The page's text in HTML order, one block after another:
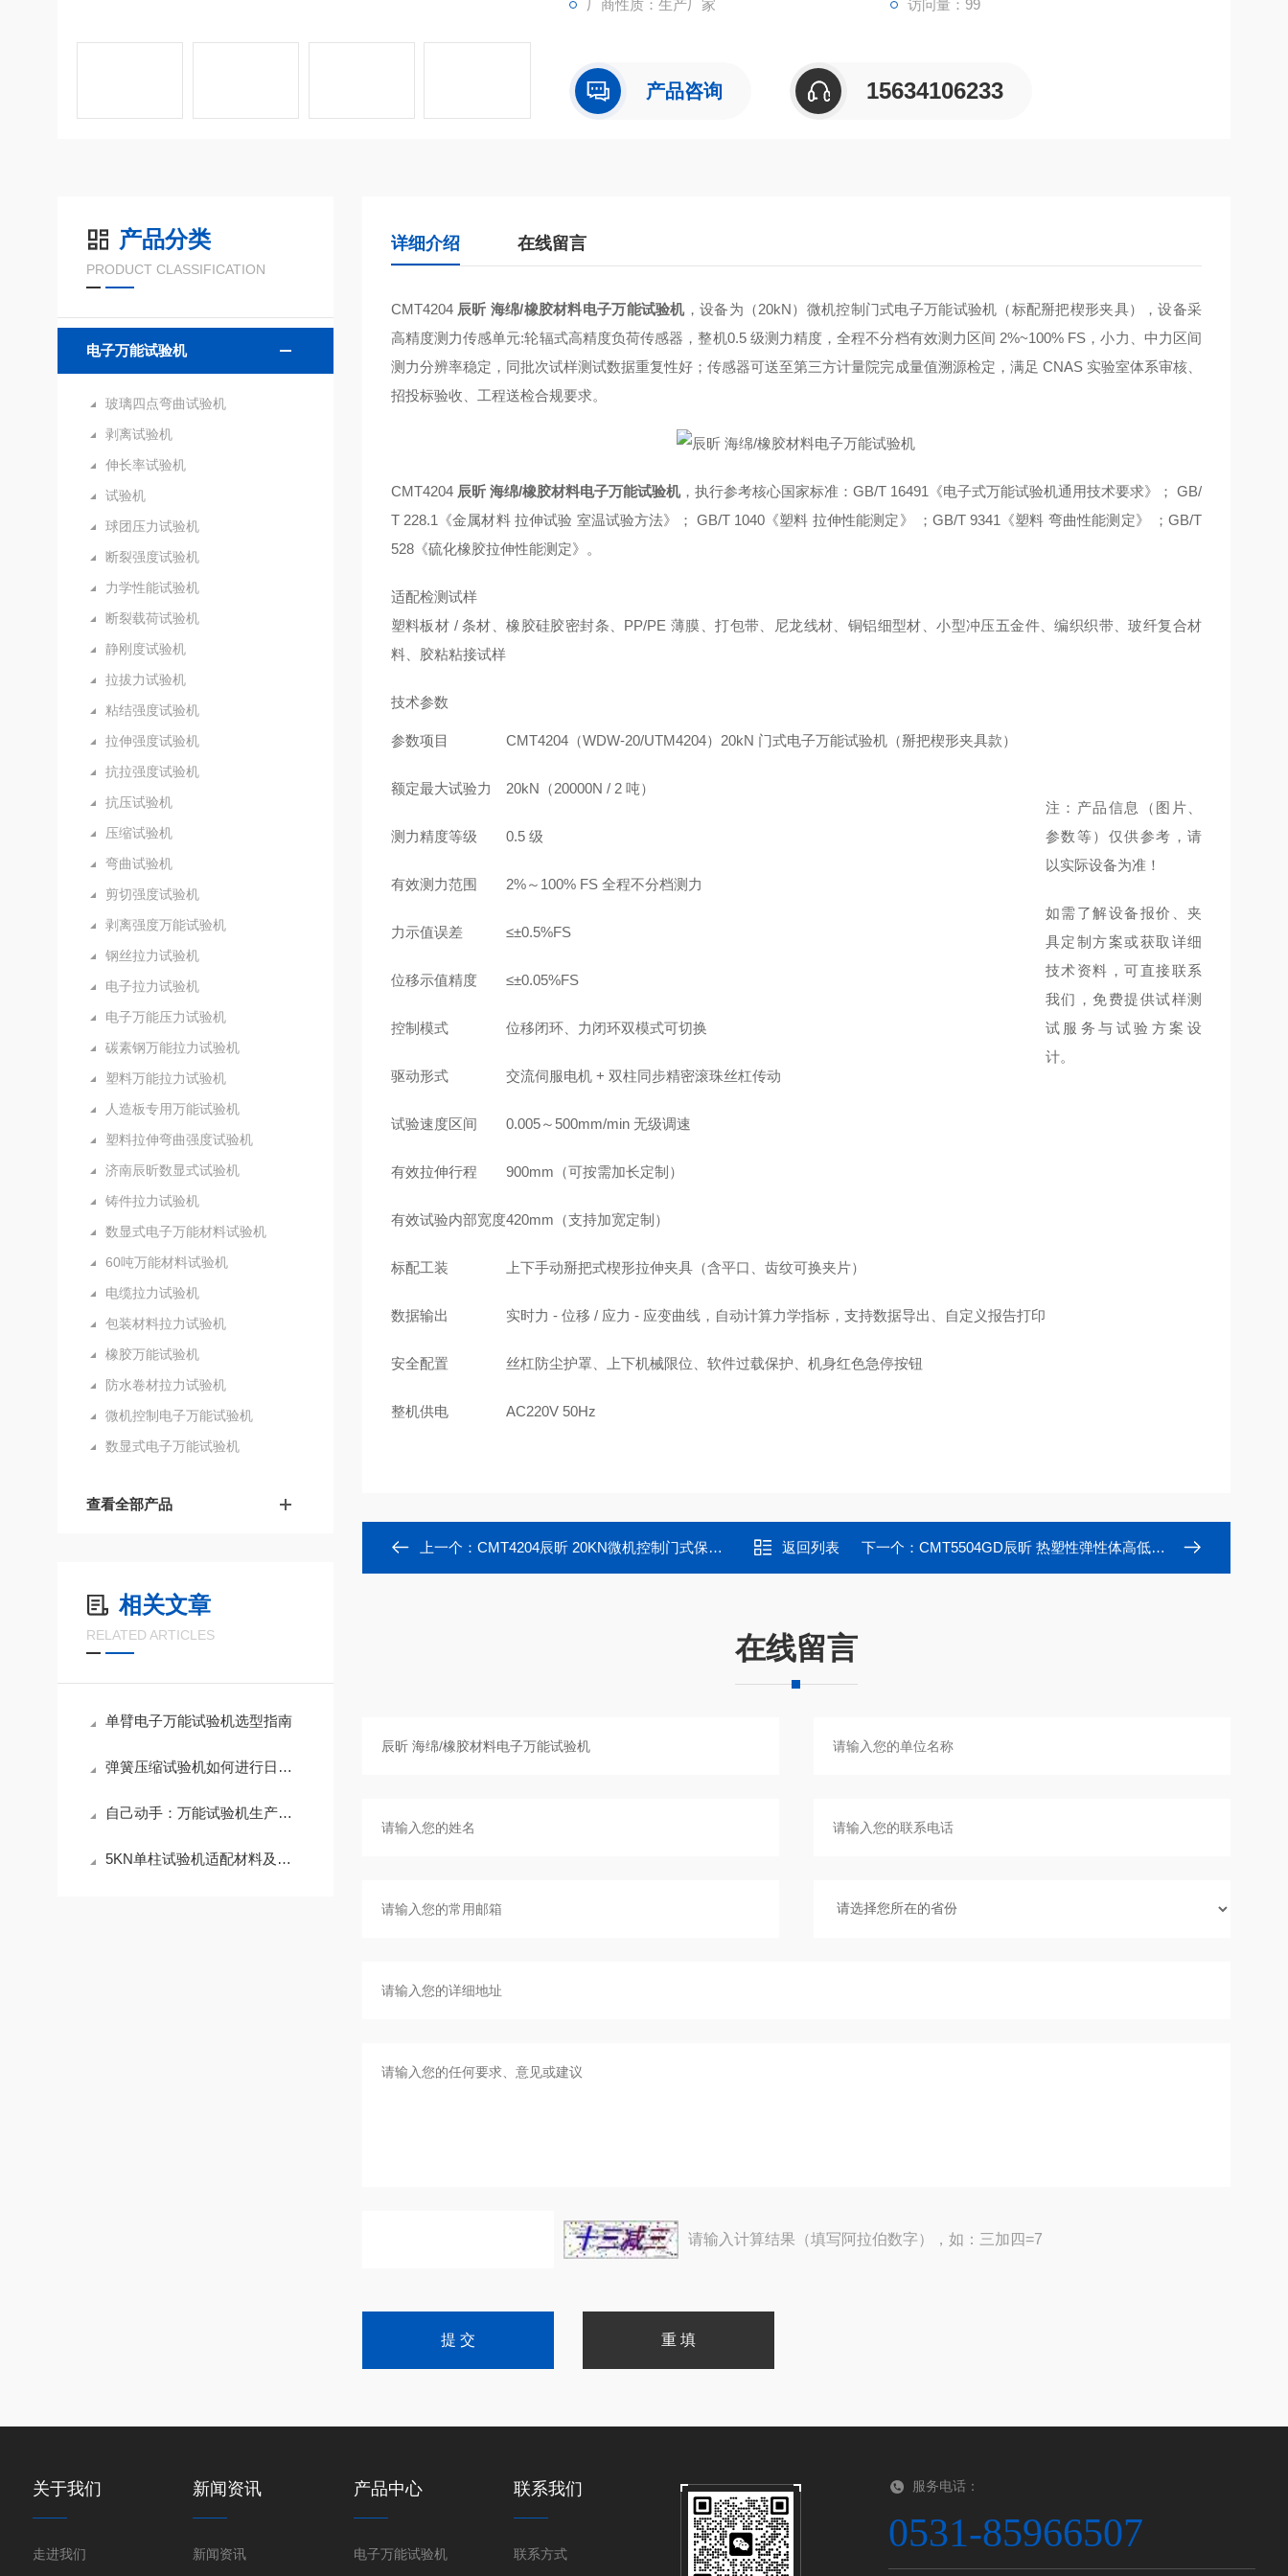
厂商性质：生产厂家 访问量：99
产品咨询 15634106233
产品分类
PRODUCT CLASSIFICATION
电子万能试验机
玻璃四点弯曲试验机
剥离试验机
伸长率试验机
试验机
球团压力试验机
断裂强度试验机
力学性能试验机
断裂载荷试验机
静刚度试验机
拉拔力试验机
粘结强度试验机
拉伸强度试验机
抗拉强度试验机
抗压试验机
压缩试验机
弯曲试验机
剪切强度试验机
剥离强度万能试验机
钢丝拉力试验机
电子拉力试验机
电子万能压力试验机
碳素钢万能拉力试验机
塑料万能拉力试验机
人造板专用万能试验机
塑料拉伸弯曲强度试验机
济南辰昕数显式试验机
铸件拉力试验机
数显式电子万能材料试验机
60吨万能材料试验机
电缆拉力试验机
包装材料拉力试验机
橡胶万能试验机
防水卷材拉力试验机
微机控制电子万能试验机
数显式电子万能试验机
查看全部产品
相关文章
RELATED ARTICLES
单臂电子万能试验机选型指南
弹簧压缩试验机如何进行日常维护
自己动手：万能试验机生产厂家教你完成基础故障诊断
5KN单柱试验机适配材料及测试场景解析
详细介绍 在线留言
CMT4204 辰昕 海绵/橡胶材料电子万能试验机，设备为（20kN）微机控制门式电子万能试验机（标配掰把楔形夹具），设备采
高精度测力传感单元:轮辐式高精度负荷传感器，整机0.5 级测力精度，全程不分档有效测力区间 2%~100% FS，小力、中力区间
测力分辨率稳定，同批次试样测试数据重复性好；传感器可送至第三方计量院完成量值溯源检定，满足 CNAS 实验室体系审核、
招投标验收、工程送检合规要求。
CMT4204 辰昕 海绵/橡胶材料电子万能试验机，执行参考核心国家标准：GB/T 16491《电子式万能试验机通用技术要求》； GB/
T 228.1《金属材料 拉伸试验 室温试验方法》； GB/T 1040《塑料 拉伸性能测定》 ；GB/T 9341《塑料 弯曲性能测定》 ；GB/T
528《硫化橡胶拉伸性能测定》。
适配检测试样
塑料板材 / 条材、橡胶硅胶密封条、PP/PE 薄膜、打包带、尼龙线材、铜铝细型材、小型冲压五金件、编织织带、玻纤复合材
料、胶粘粘接试样
技术参数
参数项目 CMT4204（WDW-20/UTM4204）20kN 门式电子万能试验机（掰把楔形夹具款）
额定最大试验力 20kN（20000N / 2 吨）
测力精度等级 0.5 级
有效测力范围 2%～100% FS 全程不分档测力
力示值误差 ≤±0.5%FS
位移示值精度 ≤±0.05%FS
控制模式 位移闭环、力闭环双模式可切换
驱动形式 交流伺服电机 + 双柱同步精密滚珠丝杠传动
试验速度区间 0.005～500mm/min 无级调速
有效拉伸行程 900mm（可按需加长定制）
有效试验内部宽度420mm（支持加宽定制）
标配工装 上下手动掰把式楔形拉伸夹具（含平口、齿纹可换夹片）
数据输出 实时力 - 位移 / 应力 - 应变曲线，自动计算力学指标，支持数据导出、自定义报告打印
安全配置 丝杠防尘护罩、上下机械限位、软件过载保护、机身红色急停按钮
整机供电 AC220V 50Hz
注：产品信息（图片、
参数等）仅供参考，请
以实际设备为准！
如需了解设备报价、夹
具定制方案或获取详细
技术资料，可直接联系
我们，免费提供试样测
试服务与试验方案设
计。
上一个： CMT4204辰昕 20KN微机控制门式保温材料拉力试验机 返回列表 下一个： CMT5504GD辰昕 热塑性弹性体高低温拉力试验机
在线留言
请输入计算结果（填写阿拉伯数字），如：三加四=7
关于我们
走进我们
新闻资讯
新闻资讯
产品中心
电子万能试验机
联系我们
联系方式
服务电话：
0531-85966507